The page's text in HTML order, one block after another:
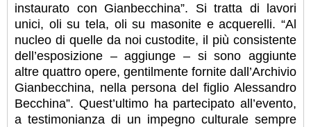
instaurato con Gianbecchina”. Si tratta di lavori
unici, oli su tela, oli su masonite e acquerelli. “Al
nucleo di quelle da noi custodite, il più consistente
dell’esposizione – aggiunge – si sono aggiunte
altre quattro opere, gentilmente fornite dall’Archivio
Gianbecchina, nella persona del figlio Alessandro
Becchina”. Quest’ultimo ha partecipato all’evento,
a testimonianza di un impegno culturale sempre